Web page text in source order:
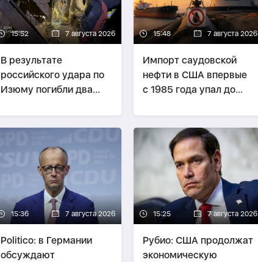
15:52 7 августа 2026
В результате
российского удара по
Изюму погибли два
15:48 7 августа 2026
Импорт саудовской
нефти в США впервые
с 1985 года упал до
15:36 7 августа 2026
Politico: в Германии
обсуждают
15:25 7 августа 2026
Рубио: США продолжат
экономическую